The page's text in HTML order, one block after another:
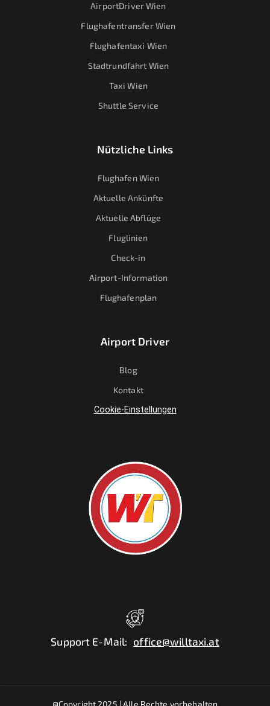
AirportDriver Wien
Flughafentransfer Wien
Flughafentaxi Wien
Stadtrundfahrt Wien
Taxi Wien
Shuttle Service
Nützliche Links
Flughafen Wien
Aktuelle Ankünfte
Aktuelle Abflüge
Fluglinien
Check-in
Airport-Information
Flughafenplan
Airport Driver
Blog
Kontakt
Cookie-Einstellungen
Support E-Mail: office@willtaxi.at